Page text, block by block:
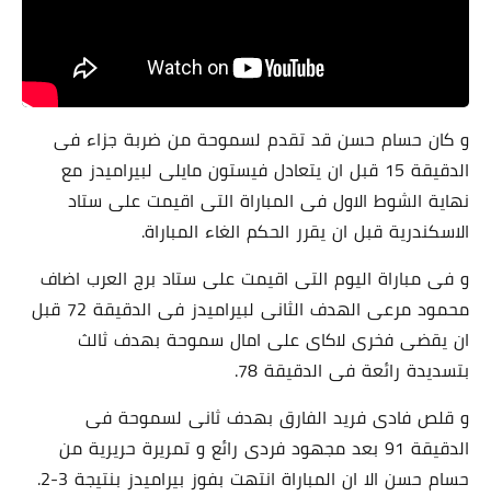
و كان حسام حسن قد تقدم لسموحة من ضربة جزاء فى
الدقيقة 15 قبل ان يتعادل فيستون مايلى لبيراميدز مع
نهاية الشوط الاول فى المباراة التى اقيمت على ستاد
الاسكندرية قبل ان يقرر الحكم الغاء المباراة.
و فى مباراة اليوم التى اقيمت على ستاد برج العرب اضاف
محمود مرعى الهدف الثانى لبيراميدز فى الدقيقة 72 قبل
ان يقضى فخرى لاكاى على امال سموحة بهدف ثالث
بتسديدة رائعة فى الدقيقة 78.
و قلص فادى فريد الفارق بهدف ثانى لسموحة فى
الدقيقة 91 بعد مجهود فردى رائع و تمريرة حريرية من
حسام حسن الا ان المباراة انتهت بفوز بيراميدز بنتيجة 3-2.